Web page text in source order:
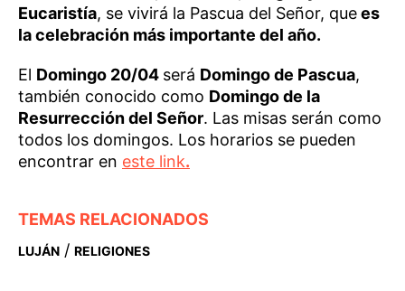
Eucaristía, se vivirá la Pascua del Señor, quees
la celebración más importante del año.
El Domingo 20/04 será Domingo de Pascua,
también conocido como Domingo de la
Resurrección del Señor. Las misas serán como
todos los domingos. Los horarios se pueden
encontrar en este link.
TEMAS RELACIONADOS
LUJÁN / RELIGIONES